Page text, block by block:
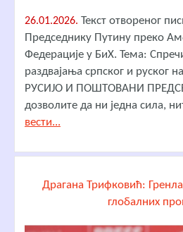
26.01.2026. Текст отвореног
Председнику Путину преко
Федерације у БиХ. Тема:
раздвајања српског и
РУСИЈО И ПОШТОВАНИ
дозволите да ни једна сила,
вести...
Драгана Трифковић:
глобалних